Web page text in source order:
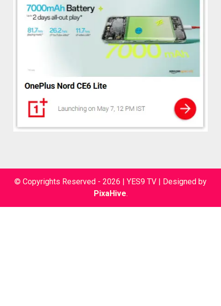
© Copyrights Reserved - 2026 | YES9 TV
Designed by
PixaHive.